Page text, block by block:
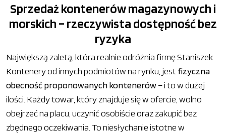
Sprzedaż kontenerów magazynowych i
morskich – rzeczywista dostępność bez
ryzyka
Największą zaletą, która realnie odróżnia firmę Staniszek
Kontenery od innych podmiotów na rynku, jestfizyczna
obecność proponowanych kontenerów– i to w dużej
ilości. Każdy towar, który znajduje się w ofercie, wolno
obejrzeć na placu, uczynić osobiście oraz zakupić bez
zbędnego oczekiwania. To niesłychanie istotne w